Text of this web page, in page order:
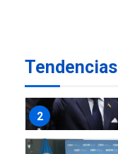
Tendencias
2